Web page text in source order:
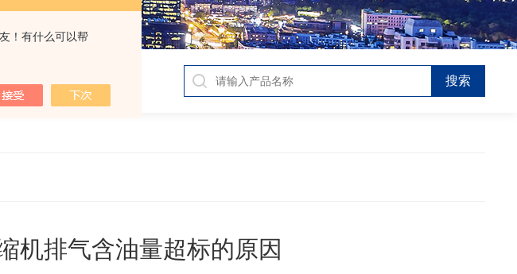
！有什么可以帮
机排气含油量超标的原因